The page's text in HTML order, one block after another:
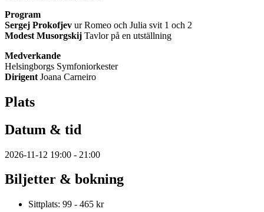
Program
Sergej Prokofjev ur Romeo och Julia svit 1 och 2
Modest Musorgskij Tavlor på en utställning
Medverkande
Helsingborgs Symfoniorkester
Dirigent Joana Carneiro
Plats
Datum & tid
2026-11-12 19:00 - 21:00
Biljetter & bokning
Sittplats: 99 - 465 kr